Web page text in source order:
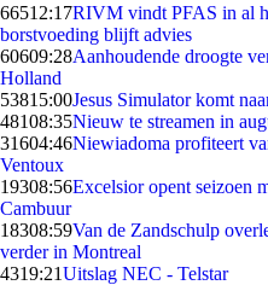
66512:17RIVM vindt PFAS in al
borstvoeding blijft advies
60609:28Aanhoudende droogte
Holland
53815:00Jesus Simulator komt
48108:35Nieuw te streamen in
31604:46Niewiadoma profiteert
Ventoux
19308:56Excelsior opent seizoen
Cambuur
18308:59Van de Zandschulp
verder in Montreal
4319:21Uitslag NEC - Telstar